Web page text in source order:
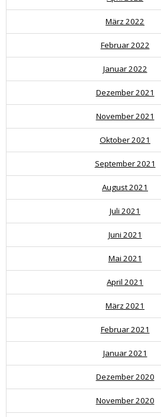
März 2022
Februar 2022
Januar 2022
Dezember 2021
November 2021
Oktober 2021
September 2021
August 2021
Juli 2021
Juni 2021
Mai 2021
April 2021
März 2021
Februar 2021
Januar 2021
Dezember 2020
November 2020